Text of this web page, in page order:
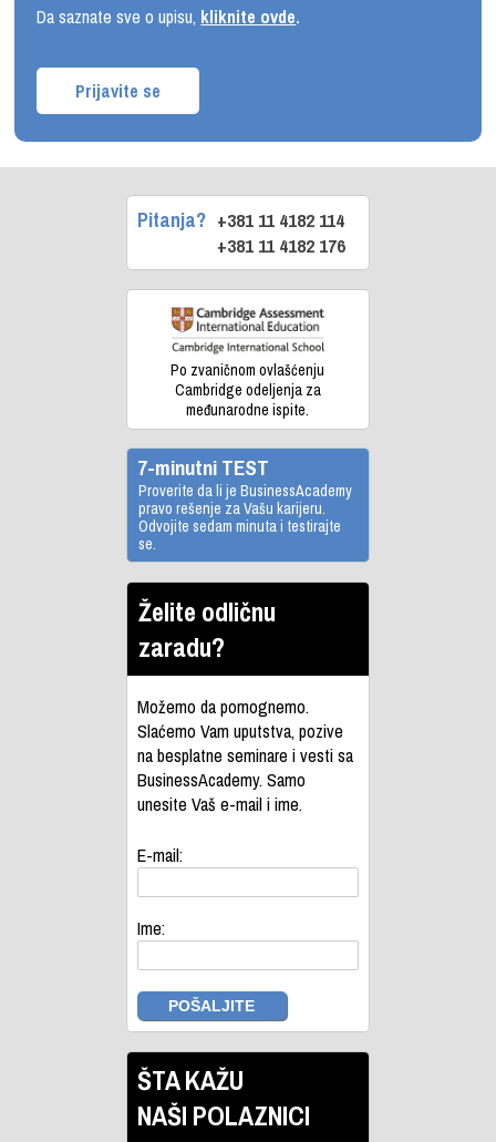
Da saznate sve o upisu, kliknite ovde.
Prijavite se
Pitanja? +381 11 4182 114
+381 11 4182 176
Po zvaničnom ovlašćenju
Cambridge odeljenja za
međunarodne ispite.
7-minutni TEST
Proverite da li je BusinessAcademy
pravo rešenje za Vašu karijeru.
Odvojite sedam minuta i testirajte
se.
Želite odličnu
zaradu?
Možemo da pomognemo.
Slaćemo Vam uputstva, pozive
na besplatne seminare i vesti sa
BusinessAcademy. Samo
unesite Vaš e-mail i ime.
E-mail:
Ime:
ŠTA KAŽU
NAŠI POLAZNICI